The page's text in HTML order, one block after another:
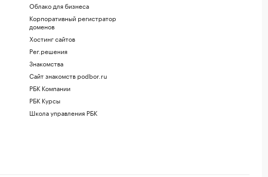
Облако для бизнеса
Корпоративный регистратор
доменов
Хостинг сайтов
Рег.решения
Знакомства
Сайт знакомств podbor.ru
РБК Компании
РБК Курсы
Школа управления РБК